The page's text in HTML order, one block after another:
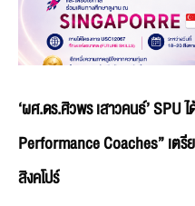
‘ผศ.ดร.ศิวพร เสาวคนธ์’ SPU
Performance Coaches” เต
สิงคโปร์